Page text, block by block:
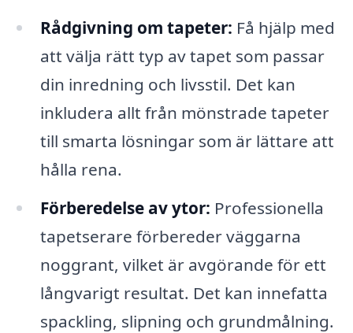
Rådgivning om tapeter: Få hjälp med
att välja rätt typ av tapet som passar
din inredning och livsstil. Det kan
inkludera allt från mönstrade tapeter
till smarta lösningar som är lättare att
hålla rena.
Förberedelse av ytor: Professionella
tapetserare förbereder väggarna
noggrant, vilket är avgörande för ett
långvarigt resultat. Det kan innefatta
spackling, slipning och grundmålning.